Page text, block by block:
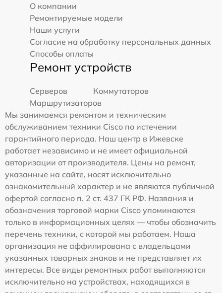
О компании
Ремонтируемые модели
Наши услуги
Согласие на обработку персональных данных
Способы оплаты
Ремонт устройств
Серверов
Коммутаторов
Маршрутизаторов
Мы занимаемся ремонтом и техническим
обслуживанием техники Cisco по истечении
гарантийного периода. Наш центр в Ижевске
работает независимо и не имеет официальной
авторизации от производителя. Цены на ремонт,
указанные на сайте, носят исключительно
ознакомительный характер и не являются публичной
офертой согласно п. 2 ст. 437 ГК РФ. Названия и
обозначения торговой марки Cisco упоминаются
только в информационных целях — чтобы обозначить
перечень техники, с которой мы работаем. Наша
организация не аффилирована с владельцами
указанных товарных знаков и не представляет их
интересы. Все виды ремонтных работ выполняются
исключительно на устройствах, находящихся в